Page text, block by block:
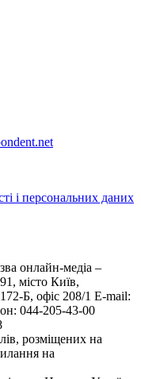
і персональних даних
онлайн-медіа –
місто Київ,
Б, офіс 208/1 E-mail:
044-205-43-00
розміщених на
на